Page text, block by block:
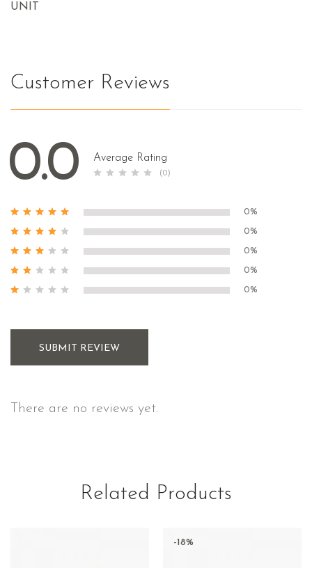
UNIT
Customer Reviews
0.0 Average Rating
(0)
0%
0%
0%
0%
0%
SUBMIT REVIEW
There are no reviews yet.
Related Products
-18%